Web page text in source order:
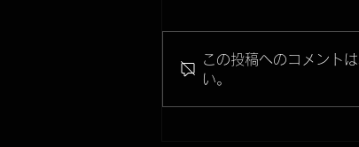
この投稿へのコメント
い。